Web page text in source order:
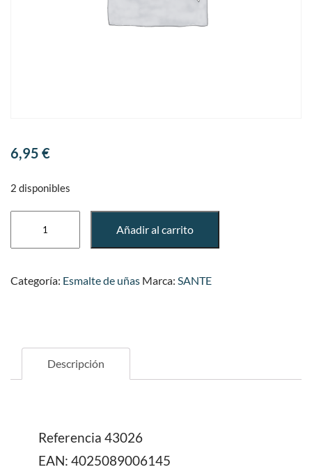
6,95 €
2 disponibles
03
Añadir al carrito
Categoría: Esmalte de uñas Marca: SANTE
Descripción
Referencia 43026
EAN: 4025089006145